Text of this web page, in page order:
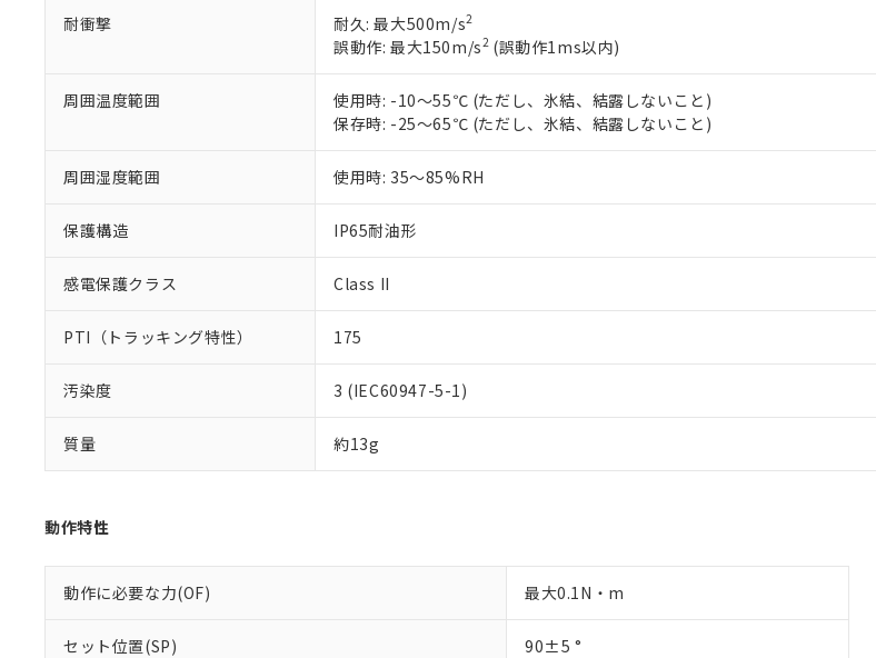
耐衝撃 耐久: 最大500m/s2
誤動作: 最大150m/s2(誤動作1ms以内)
周囲温度範囲
使用時: -10～55℃ (ただし、氷結、結露しないこと)
保存時: -25～65℃ (ただし、氷結、結露しないこと)
周囲湿度範囲 使用時: 35～85%RH
保護構造 IP65耐油形
感電保護クラス Class II
PTI（トラッキング特性） 175
汚染度 3 (IEC60947-5-1)
質量 約13g
動作特性
動作に必要な力(OF) 最大0.1N・m
セット位置(SP) 90±5 °
いる法人を指します。
EU RoHS指令（10物質）の非含有証明書
51物質の非含有証明書（当社基準）
※本証明書は発行日時点で非含有を証明するもので、過去に遡って非含
また、RoHS指令のフタル酸エステル類４物質の対応では、対応完了
混在することから備考欄に対応日を記載しておりました。
既に当社にて対応品への在庫切替を完了していることから、特段のこ
り割愛しております。